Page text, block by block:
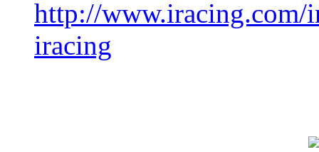
http://
iracing